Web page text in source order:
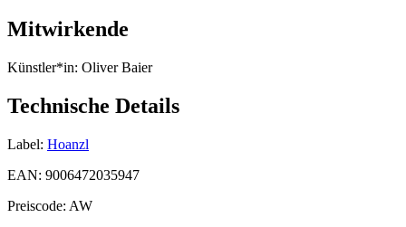
Mitwirkende
Künstler*in: Oliver Baier
Technische Details
Label: Hoanzl
EAN: 9006472035947
Preiscode: AW